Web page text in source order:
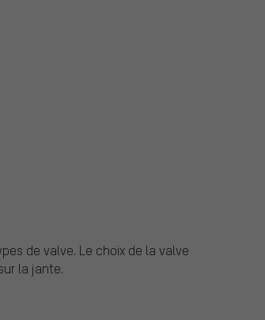
de valve. Le choix de la valve
la jante.